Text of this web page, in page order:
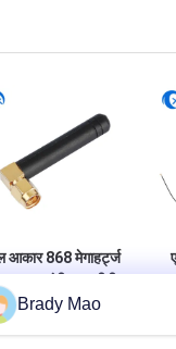
आकार 868 मेगाहर्ट्ज
90 डिग्री रोटेशन
आरओएचएस / सीई के
Brady Mao